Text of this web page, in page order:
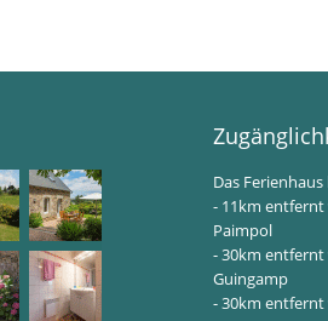
Das
- 11km
Paimpol
- 30km
Guingamp
- 30km